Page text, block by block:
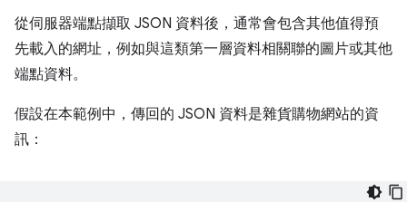
從伺服器端點擷取 JSON 資料後，通常會包含其他值得預
先載入的網址，例如與這類第一層資料相關聯的圖片或其他
端點資料。
假設在本範例中，傳回的 JSON 資料是雜貨購物網站的資
訊：